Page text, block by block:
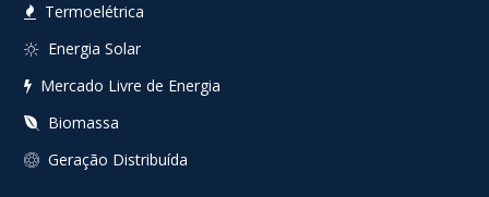
Termoelétrica
Energia Solar
Mercado Livre de Energia
Biomassa
Geração Distribuída